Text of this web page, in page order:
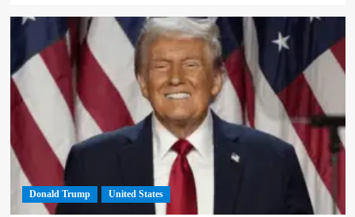
Donald Trump United States